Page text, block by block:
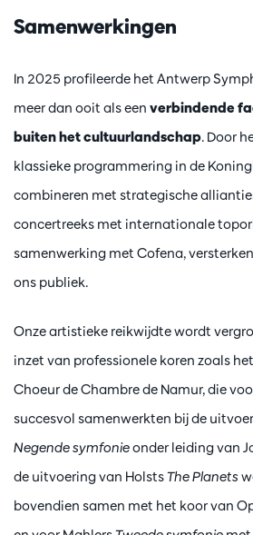
Samenwerkingen
In 2025 profileerde het Antwerp
meer dan ooit als een verbindende
buiten het cultuurlandschap. Door
klassieke programmering in de
combineren met strategische
concertreeks met internationale
samenwerking met Cofena,
ons publiek.
Onze artistieke reikwijdte wordt
inzet van professionele koren zoals
Choeur de Chambre de Namur, die
succesvol samenwerkten bij de
Negende symfonieonder leiding van
de uitvoering van HolstsThe Planets
bovendien samen met het koor van